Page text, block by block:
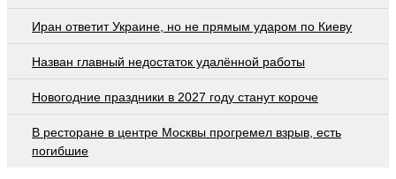
Иран ответит Украине, но не прямым ударом по Киеву
Назван главный недостаток удалённой работы
Новогодние праздники в 2027 году станут короче
В ресторане в центре Москвы прогремел взрыв, есть
погибшие